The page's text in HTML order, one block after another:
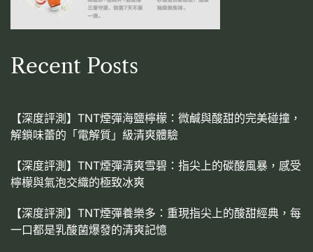
Recent Posts
【深度評測】TNT煙彈海鹽檸檬：微鹹與酸甜的完美碰撞，
解鎖味蕾的「電解質」級清爽體驗
【深度評測】TNT煙彈清爽雪碧：指尖上的碳酸風暴，感受
檸檬與氣泡交織的極致冰爽
【深度評測】TNT煙彈養樂多：重現指尖上的酸甜經典，每
一口都是乳酸菌爆發的清爽記憶